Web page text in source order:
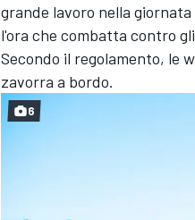
grande lavoro nella
l'ora che combatta contro
Secondo il regolamento, le
zavorra a bordo.
6